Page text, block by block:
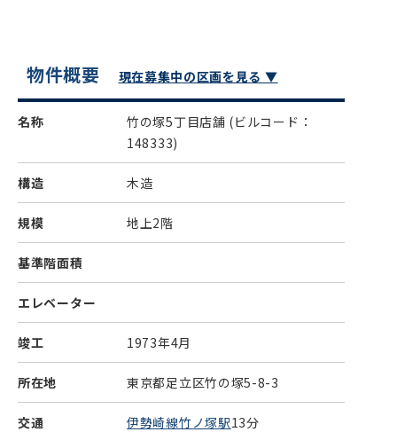
物件概要 現在募集中の区画を見る ▼
名称 竹の塚5丁目店舗 (ビルコード：
148333)
構造 木造
規模 地上2階
基準階面積
エレベーター
竣工 1973年4月
所在地 東京都足立区竹の塚5-8-3
交通 伊勢崎線竹ノ塚駅13分